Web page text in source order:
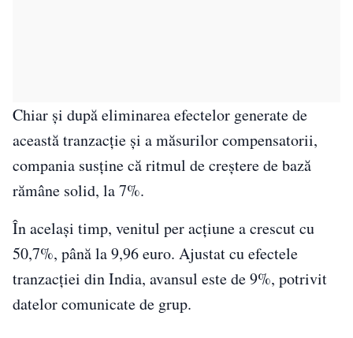
Chiar și după eliminarea efectelor generate de
această tranzacție și a măsurilor compensatorii,
compania susține că ritmul de creștere de bază
rămâne solid, la 7%.
În același timp, venitul per acțiune a crescut cu
50,7%, până la 9,96 euro. Ajustat cu efectele
tranzacției din India, avansul este de 9%, potrivit
datelor comunicate de grup.